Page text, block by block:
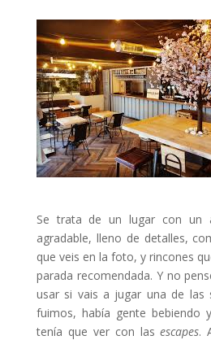
Se trata de un lugar con un
agradable, lleno de detalles,
que veis en la foto, y rincones
parada recomendada. Y no
usar si vais a jugar una de las
fuimos, había gente bebiendo
tenía que ver con lasescapes.